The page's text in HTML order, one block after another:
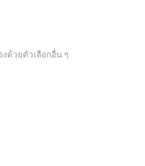
ด้วยตัวเลือกอื่น ๆ